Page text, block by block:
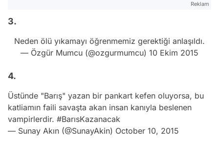
Reklam
3.
Neden ölü yıkamayı öğrenmemiz gerektiği anlaşıldı.
— Özgür Mumcu (@ozgurmumcu) 10 Ekim 2015
4.
Üstünde "Barış" yazan bir pankart kefen oluyorsa, bu
katliamın faili savaşta akan insan kanıyla beslenen
vampirlerdir. #BarısKazanacak
— Sunay Akın (@SunayAkin) October 10, 2015